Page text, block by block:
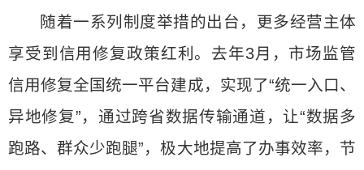
随着一系列制度举措的出台，更多经营主体
享受到信用修复政策红利。去年3月，市场监管
信用修复全国统一平台建成，实现了“统一入口、
异地修复”，通过跨省数据传输通道，让“数据多
跑路、群众少跑腿”，极大地提高了办事效率，节